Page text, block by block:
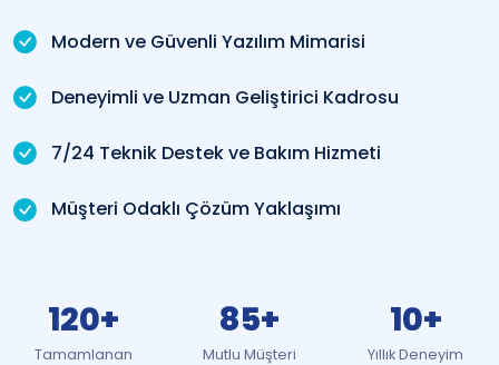
Modern ve Güvenli Yazılım Mimarisi
Deneyimli ve Uzman Geliştirici Kadrosu
7/24 Teknik Destek ve Bakım Hizmeti
Müşteri Odaklı Çözüm Yaklaşımı
120+
Tamamlanan
85+
Mutlu Müşteri
10+
Yıllık Deneyim